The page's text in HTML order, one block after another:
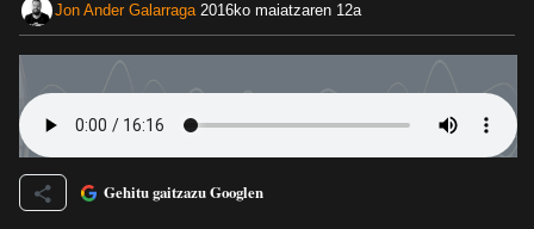
Jon Ander Galarraga 2016ko maiatzaren 12a
Gehitu gaitzazu Googlen